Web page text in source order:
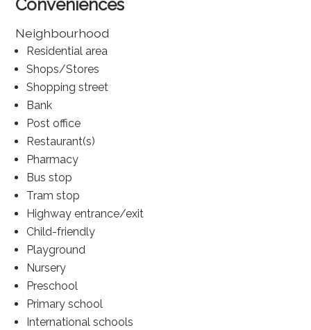
Conveniences
Neighbourhood
Residential area
Shops/Stores
Shopping street
Bank
Post office
Restaurant(s)
Pharmacy
Bus stop
Tram stop
Highway entrance/exit
Child-friendly
Playground
Nursery
Preschool
Primary school
International schools